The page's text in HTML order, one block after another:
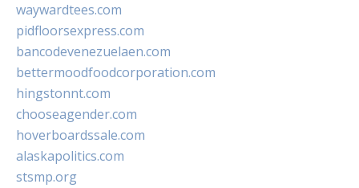
waywardtees.com
pidfloorsexpress.com
bancodevenezuelaen.com
bettermoodfoodcorporation.com
hingstonnt.com
chooseagender.com
hoverboardssale.com
alaskapolitics.com
stsmp.org